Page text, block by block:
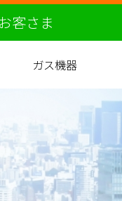
客さま
ガス機器
バスルーム
ガス衣類乾燥機